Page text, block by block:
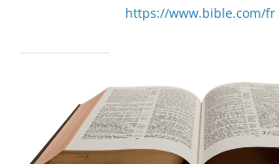
https://www.bible.com/fr